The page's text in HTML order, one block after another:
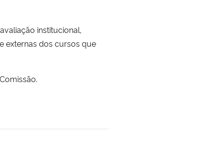
institucional,
externas dos cursos que